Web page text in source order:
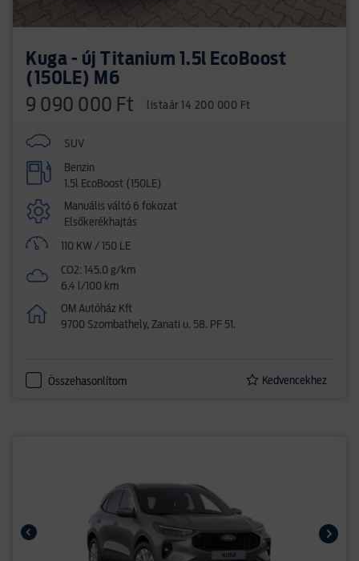
Kuga - új Titanium 1.5l EcoBoost
(150LE) M6
9 090 000 Ft listaár 14 200 000 Ft
SUV
Benzin
1.5l EcoBoost (150LE)
Manuális váltó 6 fokozat
Elsőkerékhajtás
110 KW / 150 LE
CO2: 145.0 g/km
6.4 l/100 km
OM Autóház Kft
9700 Szombathely, Zanati u. 58. PF 51.
Összehasonlítom Kedvencekhez